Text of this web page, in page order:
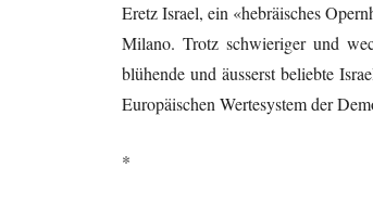
Eretz Israel, ein «hebräisches
Milano. Trotz schwieriger und
blühende und äusserst beliebte
Europäischen Wertesystem der
*